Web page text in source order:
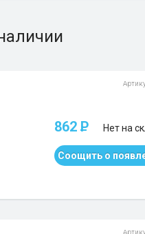
862 P Нет на
Соощить о